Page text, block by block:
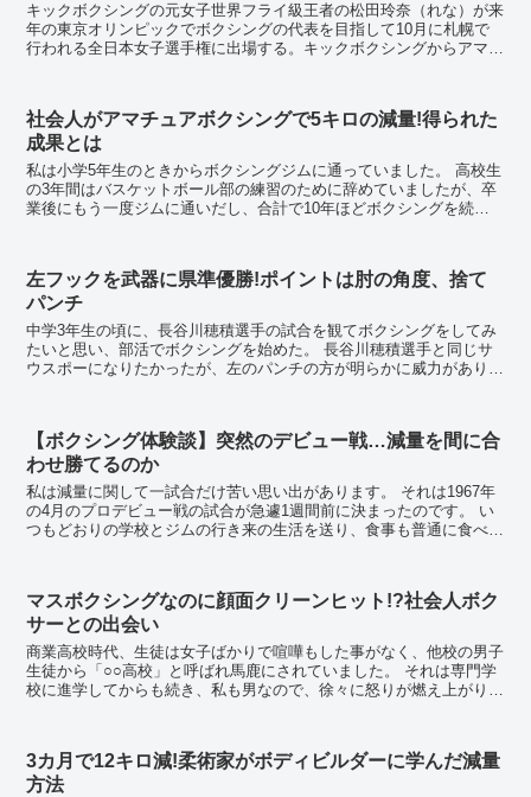
キックボクシングの元女子世界フライ級王者の松田玲奈（れな）が来
年の東京オリンピックでボクシングの代表を目指して10月に札幌で
行われる全日本女子選手権に出場する。キックボクシングからアマチ
社会人がアマチュアボクシングで5キロの減量!得られた
成果とは
私は小学5年生のときからボクシングジムに通っていました。 高校生
の3年間はバスケットボール部の練習のために辞めていましたが、卒
業後にもう一度ジムに通いだし、合計で10年ほどボクシングを続け
左フックを武器に県準優勝!ポイントは肘の角度、捨て
パンチ
中学3年生の頃に、長谷川穂積選手の試合を観てボクシングをしてみ
たいと思い、部活でボクシングを始めた。 長谷川穂積選手と同じサ
ウスポーになりたかったが、左のパンチの方が明らかに威力があり、
【ボクシング体験談】突然のデビュー戦…減量を間に合
わせ勝てるのか
私は減量に関して一試合だけ苦い思い出があります。 それは1967年
の4月のプロデビュー戦の試合が急遽1週間前に決まったのです。 い
つもどおりの学校とジムの行き来の生活を送り、食事も普通に食べて
マスボクシングなのに顔面クリーンヒット!?社会人ボク
サーとの出会い
商業高校時代、生徒は女子ばかりで喧嘩もした事がなく、他校の男子
生徒から「○○高校」と呼ばれ馬鹿にされていました。 それは専門学
校に進学してからも続き、私も男なので、徐々に怒りが燃え上がり始
3カ月で12キロ減!柔術家がボディビルダーに学んだ減量
方法